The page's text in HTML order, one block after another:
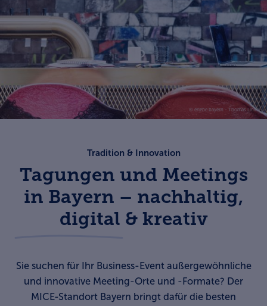
© erlebe.bayern - Thomas Linkel
Tradition & Innovation
Tagungen und Meetings
in Bayern – nachhaltig,
digital & kreativ
Sie suchen für Ihr Business-Event außergewöhnliche
und innovative Meeting-Orte und -Formate? Der
MICE-Standort Bayern bringt dafür die besten